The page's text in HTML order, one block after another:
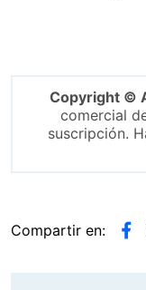
Copyright ©
comercial
suscripción.
Compartir en: